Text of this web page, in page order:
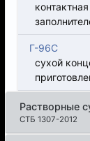
Г-96С
сухой
Растворные
СТБ 1307-2012